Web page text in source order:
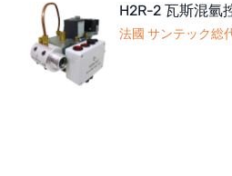
H2R-2 瓦斯混氫
法國 サンテック総